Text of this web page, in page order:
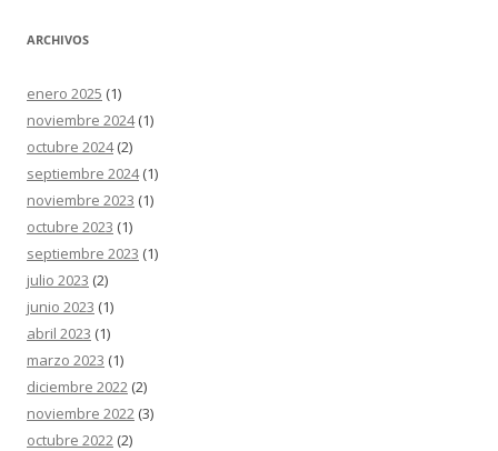
ARCHIVOS
enero 2025 (1)
noviembre 2024(1)
octubre 2024(2)
septiembre 2024(1)
noviembre 2023 (1)
octubre 2023 (1)
septiembre 2023 (1)
julio 2023 (2)
junio 2023 (1)
abril 2023 (1)
marzo 2023 (1)
diciembre 2022 (2)
noviembre 2022 (3)
octubre 2022 (2)